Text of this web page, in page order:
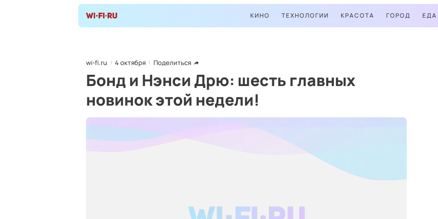
КИНО ТЕХНОЛОГИИ КРАСОТА ГОРОД ЕДА
wi-fi.ru 4 октября Поделиться
Бонд и Нэнси Дрю: шесть главных
новинок этой недели!